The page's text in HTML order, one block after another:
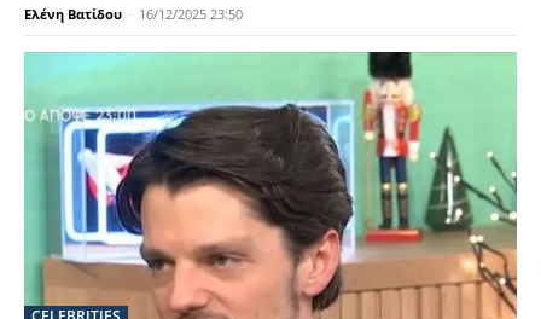
Ελένη Βατίδου - 16/12/2025 23:50